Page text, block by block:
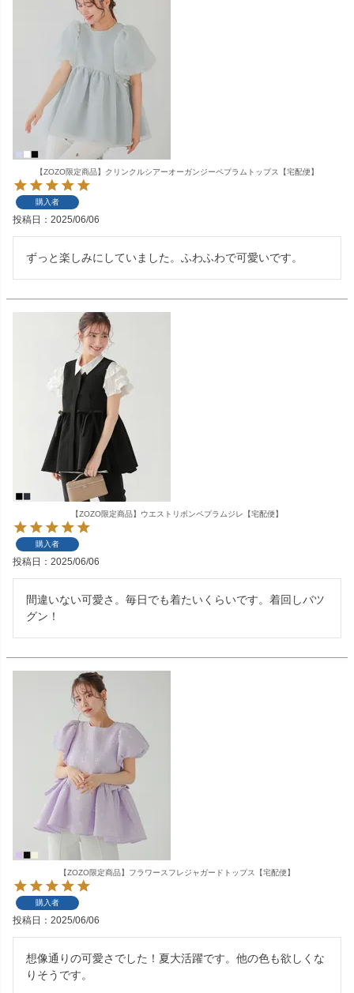
【ZOZO限定商品】クリンクルシアーオーガンジーペプラムトップス【宅配便】
購入者
投稿日 2025/06/06
ずっと楽しみにしていました。ふわふわで可愛いです。
【ZOZO限定商品】ウエストリボンペプラムジレ【宅配便】
購入者
投稿日 2025/06/06
間違いない可愛さ。毎日でも着たいくらいです。着回しバツ
グン！
【ZOZO限定商品】フラワースフレジャガードトップス【宅配便】
購入者
投稿日 2025/06/06
想像通りの可愛さでした！夏大活躍です。他の色も欲しくな
りそうです。